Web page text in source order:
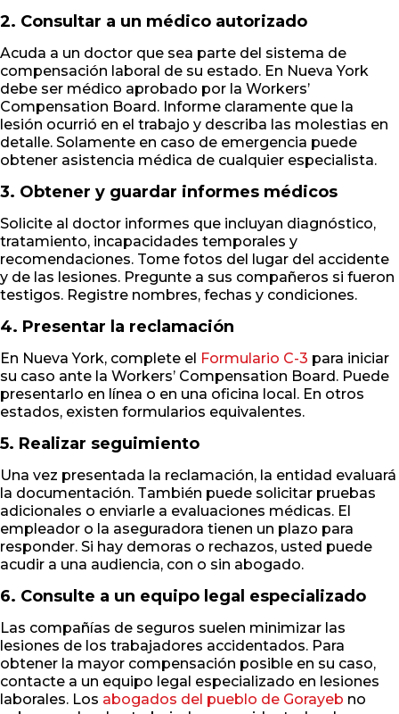
2. Consultar a un médico autorizado
Acuda a un doctor que sea parte del sistema de
compensación laboral de su estado. En Nueva York
debe ser médico aprobado por la Workers’
Compensation Board. Informe claramente que la
lesión ocurrió en el trabajo y describa las molestias en
detalle. Solamente en caso de emergencia puede
obtener asistencia médica de cualquier especialista.
3. Obtener y guardar informes médicos
Solicite al doctor informes que incluyan diagnóstico,
tratamiento, incapacidades temporales y
recomendaciones. Tome fotos del lugar del accidente
y de las lesiones. Pregunte a sus compañeros si fueron
testigos. Registre nombres, fechas y condiciones.
4. Presentar la reclamación
En Nueva York, complete el Formulario C-3 para iniciar
su caso ante la Workers’ Compensation Board. Puede
presentarlo en línea o en una oficina local. En otros
estados, existen formularios equivalentes.
5. Realizar seguimiento
Una vez presentada la reclamación, la entidad evaluará
la documentación. También puede solicitar pruebas
adicionales o enviarle a evaluaciones médicas. El
empleador o la aseguradora tienen un plazo para
responder. Si hay demoras o rechazos, usted puede
acudir a una audiencia, con o sin abogado.
6. Consulte a un equipo legal especializado
Las compañías de seguros suelen minimizar las
lesiones de los trabajadores accidentados. Para
obtener la mayor compensación posible en su caso,
contacte a un equipo legal especializado en lesiones
laborales. Los abogados del pueblo de Gorayeb no